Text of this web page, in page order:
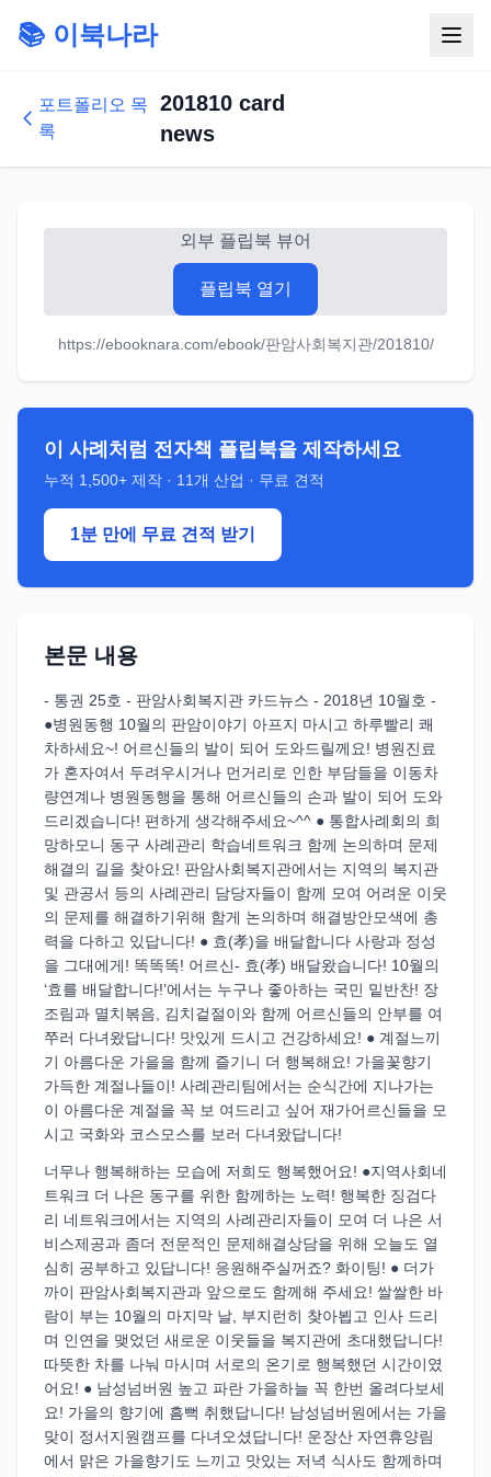
📚 이북나라
포트폴리오 목
록
201810 card
news
외부 플립북 뷰어
플립북 열기
https://ebooknara.com/ebook/판암사회복지관/201810/
이 사례처럼 전자책 플립북을 제작하세요
누적 1,500+ 제작 · 11 개 산업 · 무료 견적
1분 만에 무료 견적 받기
본문 내용
- 통권 25호 - 판암사회복지관 카드뉴스 - 2018년 10월호 -
●병원동행 10월의 판암이야기 아프지 마시고 하루빨리 쾌
차하세요~! 어르신들의 발이 되어 도와드릴께요! 병원진료
가 혼자여서 두려우시거나 먼거리로 인한 부담들을 이동차
량연계나 병원동행을 통해 어르신들의 손과 발이 되어 도와
드리겠습니다! 편하게 생각해주세요~^^ ● 통합사례회의 희
망하모니 동구 사례관리 학습네트워크 함께 논의하며 문제
해결의 길을 찾아요! 판암사회복지관에서는 지역의 복지관
및 관공서 등의 사례관리 담당자들이 함께 모여 어려운 이웃
의 문제를 해결하기위해 함게 논의하며 해결방안모색에 총
력을 다하고 있답니다! ● 효(孝)을 배달합니다 사랑과 정성
을 그대에게! 똑똑똑! 어르신- 효(孝) 배달왔습니다! 10월의
‘효를 배달합니다!’에서는 누구나 좋아하는 국민 밑반찬! 장
조림과 멸치볶음, 김치겉절이와 함께 어르신들의 안부를 여
쭈러 다녀왔답니다! 맛있게 드시고 건강하세요! ● 계절느끼
기 아름다운 가을을 함께 즐기니 더 행복해요! 가을꽃향기
가득한 계절나들이! 사례관리팀에서는 순식간에 지나가는
이 아름다운 계절을 꼭 보 여드리고 싶어 재가어르신들을 모
시고 국화와 코스모스를 보러 다녀왔답니다!
너무나 행복해하는 모습에 저희도 행복했어요! ●지역사회네
트워크 더 나은 동구를 위한 함께하는 노력! 행복한 징검다
리 네트워크에서는 지역의 사례관리자들이 모여 더 나은 서
비스제공과 좀더 전문적인 문제해결상담을 위해 오늘도 열
심히 공부하고 있답니다! 응원해주실꺼죠? 화이팅! ● 더가
까이 판암사회복지관과 앞으로도 함께해 주세요! 쌀쌀한 바
람이 부는 10월의 마지막 날, 부지런히 찾아뵙고 인사 드리
며 인연을 맺었던 새로운 이웃들을 복지관에 초대했답니다!
따뜻한 차를 나눠 마시며 서로의 온기로 행복했던 시간이였
어요! ● 남성넘버원 높고 파란 가을하늘 꼭 한번 올려다보세
요! 가을의 향기에 흠뻑 취했답니다! 남성넘버원에서는 가을
맞이 정서지원캠프를 다녀오셨답니다! 운장산 자연휴양림
에서 맑은 가을향기도 느끼고 맛있는 저녁 식사도 함께하며